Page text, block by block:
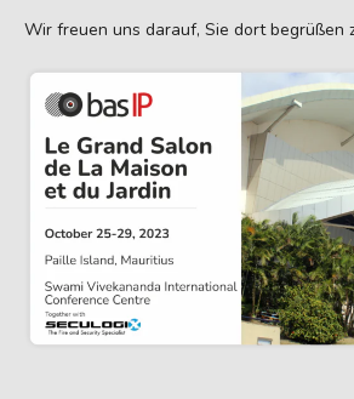
Wir freuen uns darauf, Sie dort begrüßen